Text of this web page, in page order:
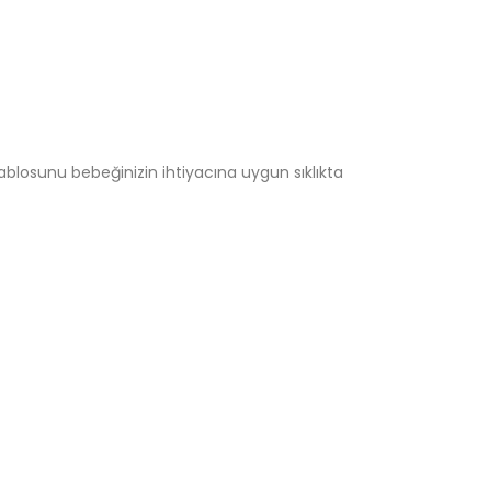
bebeğinizin ihtiyacına uygun sıklıkta